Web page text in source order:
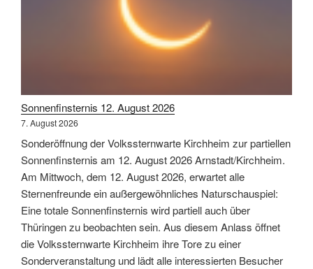
Sonnenfinsternis 12. August 2026
7. August 2026
Sonderöffnung der Volkssternwarte Kirchheim zur partiellen
Sonnenfinsternis am 12. August 2026 Arnstadt/Kirchheim.
Am Mittwoch, dem 12. August 2026, erwartet alle
Sternenfreunde ein außergewöhnliches Naturschauspiel:
Eine totale Sonnenfinsternis wird partiell auch über
Thüringen zu beobachten sein. Aus diesem Anlass öffnet
die Volkssternwarte Kirchheim ihre Tore zu einer
Sonderveranstaltung und lädt alle interessierten Besucher